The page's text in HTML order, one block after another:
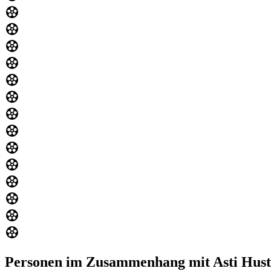
Personen im Zusammenhang mit Asti